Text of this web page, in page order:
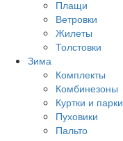
Плащи
Ветровки
Жилеты
Толстовки
Зима
Комплекты
Комбинезоны
Куртки и парки
Пуховики
Пальто